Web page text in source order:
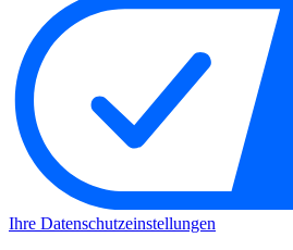
Ihre Datenschutzeinstellungen